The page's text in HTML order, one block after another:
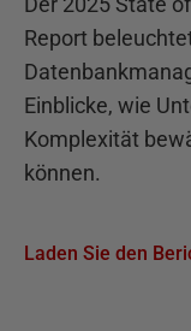
Report
Einblicke, wie
Komplexität
können.
Laden Sie den